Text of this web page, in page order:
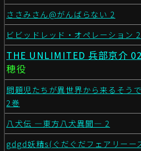
ささみさん@がんばらない 2
ビビッドレッド・オペレーション 2
THE UNLIMITED 兵部京介 02
穂役
問題児たちが異世界から来るそう
2巻
八犬伝 ―東方八犬異聞― 2
gdgd妖精s(ぐだぐだフェアリーー